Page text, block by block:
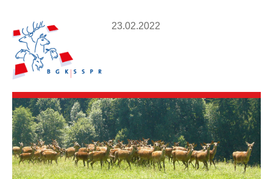
23.02.2022